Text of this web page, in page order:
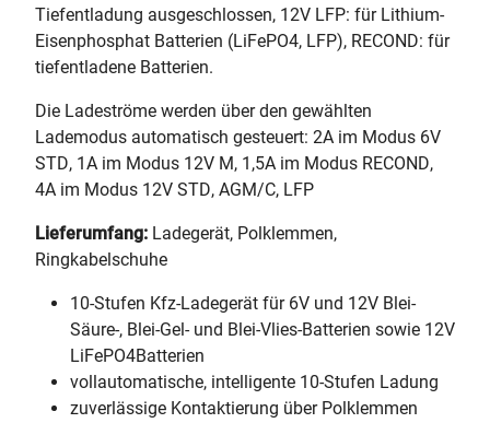
Tiefentladung ausgeschlossen, 12V LFP: für Lithium-
Eisenphosphat Batterien (LiFePO4, LFP), RECOND: für
tiefentladene Batterien.
Die Ladeströme werden über den gewählten
Lademodus automatisch gesteuert: 2A im Modus 6V
STD, 1A im Modus 12V M, 1,5A im Modus RECOND,
4A im Modus 12V STD, AGM/C, LFP
Lieferumfang: Ladegerät, Polklemmen,
Ringkabelschuhe
10-Stufen Kfz-Ladegerät für 6V und 12V Blei-
Säure-, Blei-Gel- und Blei-Vlies-Batterien sowie 12V
LiFePO4Batterien
vollautomatische, intelligente 10-Stufen Ladung
zuverlässige Kontaktierung über Polklemmen